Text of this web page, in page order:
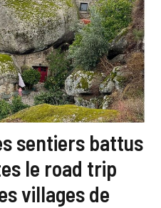
sentiers battus
le road trip
villages de